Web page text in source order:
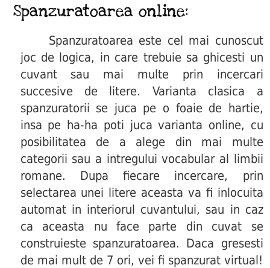
Spanzuratoarea online:
Spanzuratoarea este cel mai cunoscut
joc de logica, in care trebuie sa ghicesti un
cuvant sau mai multe prin incercari
succesive de litere. Varianta clasica a
spanzuratorii se juca pe o foaie de hartie,
insa pe ha-ha poti juca varianta online, cu
posibilitatea de a alege din mai multe
categorii sau a intregului vocabular al limbii
romane. Dupa fiecare incercare, prin
selectarea unei litere aceasta va fi inlocuita
automat in interiorul cuvantului, sau in caz
ca aceasta nu face parte din cuvat se
construieste spanzuratoarea. Daca gresesti
de mai mult de 7 ori, vei fi spanzurat virtual!